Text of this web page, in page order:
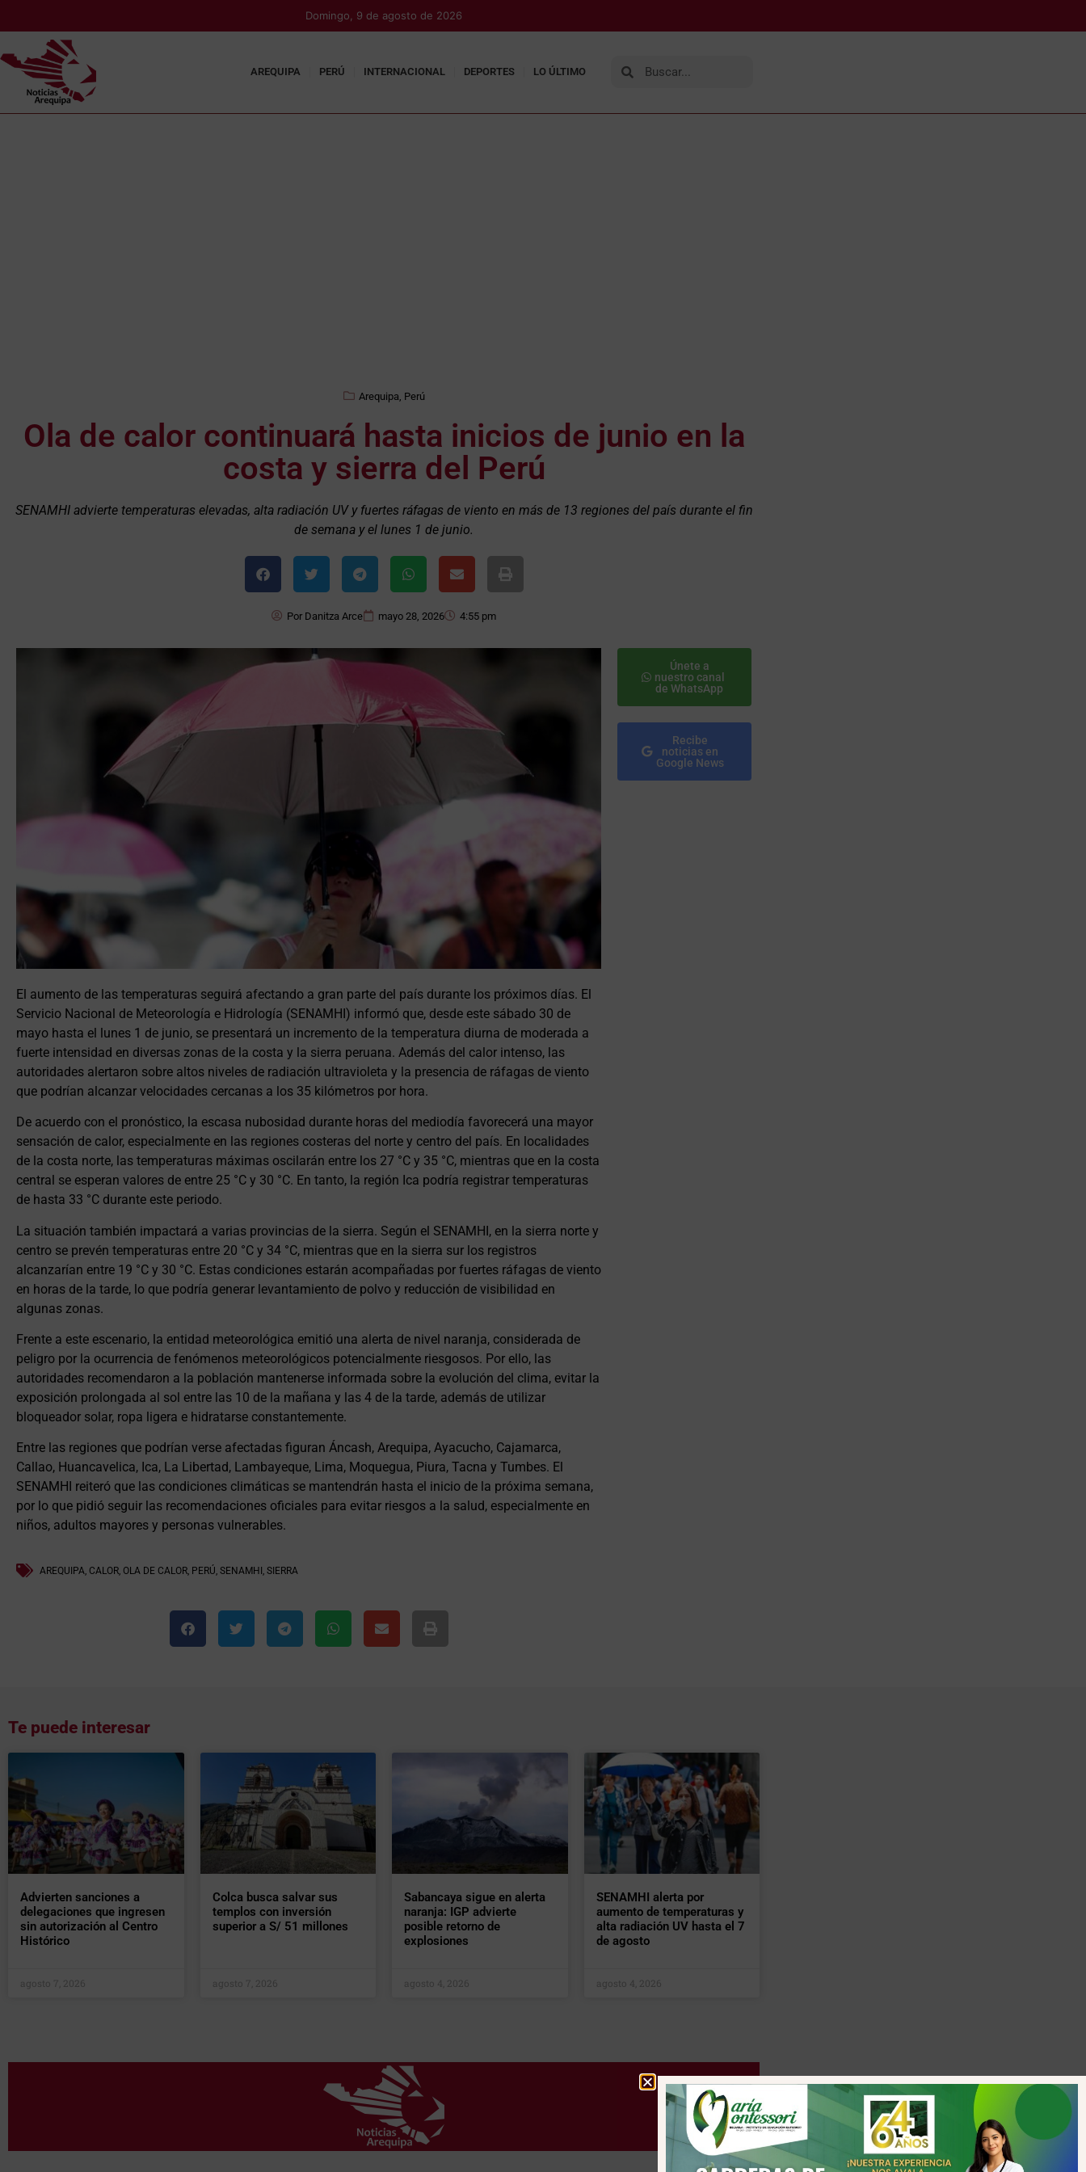
Domingo, 9 de agosto de 2026
AREQUIPA PERÚ INTERNACIONAL DEPORTES LO ÚLTIMO
Arequipa Perú
Ola de calor continuará hasta inicios de junio en la
costa y sierra del Perú
SENAMHI advierte temperaturas elevadas, alta radiación UV y fuertes ráfagas de viento en más de 13 regiones del país durante el fin
de semana y el lunes 1 de junio.
Por Danitza Arce mayo 28, 2026 4:55 pm
El aumento de las temperaturas seguirá afectando a gran parte del país durante los próximos días. El
Servicio Nacional de Meteorología e Hidrología (SENAMHI) informó que, desde este sábado 30 de
mayo hasta el lunes 1 de junio, se presentará un incremento de la temperatura diurna de moderada a
fuerte intensidad en diversas zonas de la costa y la sierra peruana. Además del calor intenso, las
autoridades alertaron sobre altos niveles de radiación ultravioleta y la presencia de ráfagas de viento
que podrían alcanzar velocidades cercanas a los 35 kilómetros por hora.
De acuerdo con el pronóstico, la escasa nubosidad durante horas del mediodía favorecerá una mayor
sensación de calor, especialmente en las regiones costeras del norte y centro del país. En localidades
de la costa norte, las temperaturas máximas oscilarán entre los 27 °C y 35 °C, mientras que en la costa
central se esperan valores de entre 25 °C y 30 °C. En tanto, la región Ica podría registrar temperaturas
de hasta 33 °C durante este periodo.
La situación también impactará a varias provincias de la sierra. Según el SENAMHI, en la sierra norte y
centro se prevén temperaturas entre 20 °C y 34 °C, mientras que en la sierra sur los registros
alcanzarían entre 19 °C y 30 °C. Estas condiciones estarán acompañadas por fuertes ráfagas de viento
en horas de la tarde, lo que podría generar levantamiento de polvo y reducción de visibilidad en
algunas zonas.
Frente a este escenario, la entidad meteorológica emitió una alerta de nivel naranja, considerada de
peligro por la ocurrencia de fenómenos meteorológicos potencialmente riesgosos. Por ello, las
autoridades recomendaron a la población mantenerse informada sobre la evolución del clima, evitar la
exposición prolongada al sol entre las 10 de la mañana y las 4 de la tarde, además de utilizar
bloqueador solar, ropa ligera e hidratarse constantemente.
Entre las regiones que podrían verse afectadas figuran Áncash, Arequipa, Ayacucho, Cajamarca,
Callao, Huancavelica, Ica, La Libertad, Lambayeque, Lima, Moquegua, Piura, Tacna y Tumbes. El
SENAMHI reiteró que las condiciones climáticas se mantendrán hasta el inicio de la próxima semana,
por lo que pidió seguir las recomendaciones oficiales para evitar riesgos a la salud, especialmente en
niños, adultos mayores y personas vulnerables.
AREQUIPA CALOR OLA DE CALOR PERÚ SENAMHI SIERRA
Únete a
nuestro canal
de WhatsApp
Recibe
noticias en
Google News
Te puede interesar
Advierten sanciones a
delegaciones que ingresen
sin autorización al Centro
Histórico
agosto 7, 2026
Colca busca salvar sus
templos con inversión
superior a S/ 51 millones
agosto 7, 2026
Sabancaya sigue en alerta
naranja: IGP advierte
posible retorno de
explosiones
agosto 4, 2026
SENAMHI alerta por
aumento de temperaturas y
alta radiación UV hasta el 7
de agosto
agosto 4, 2026